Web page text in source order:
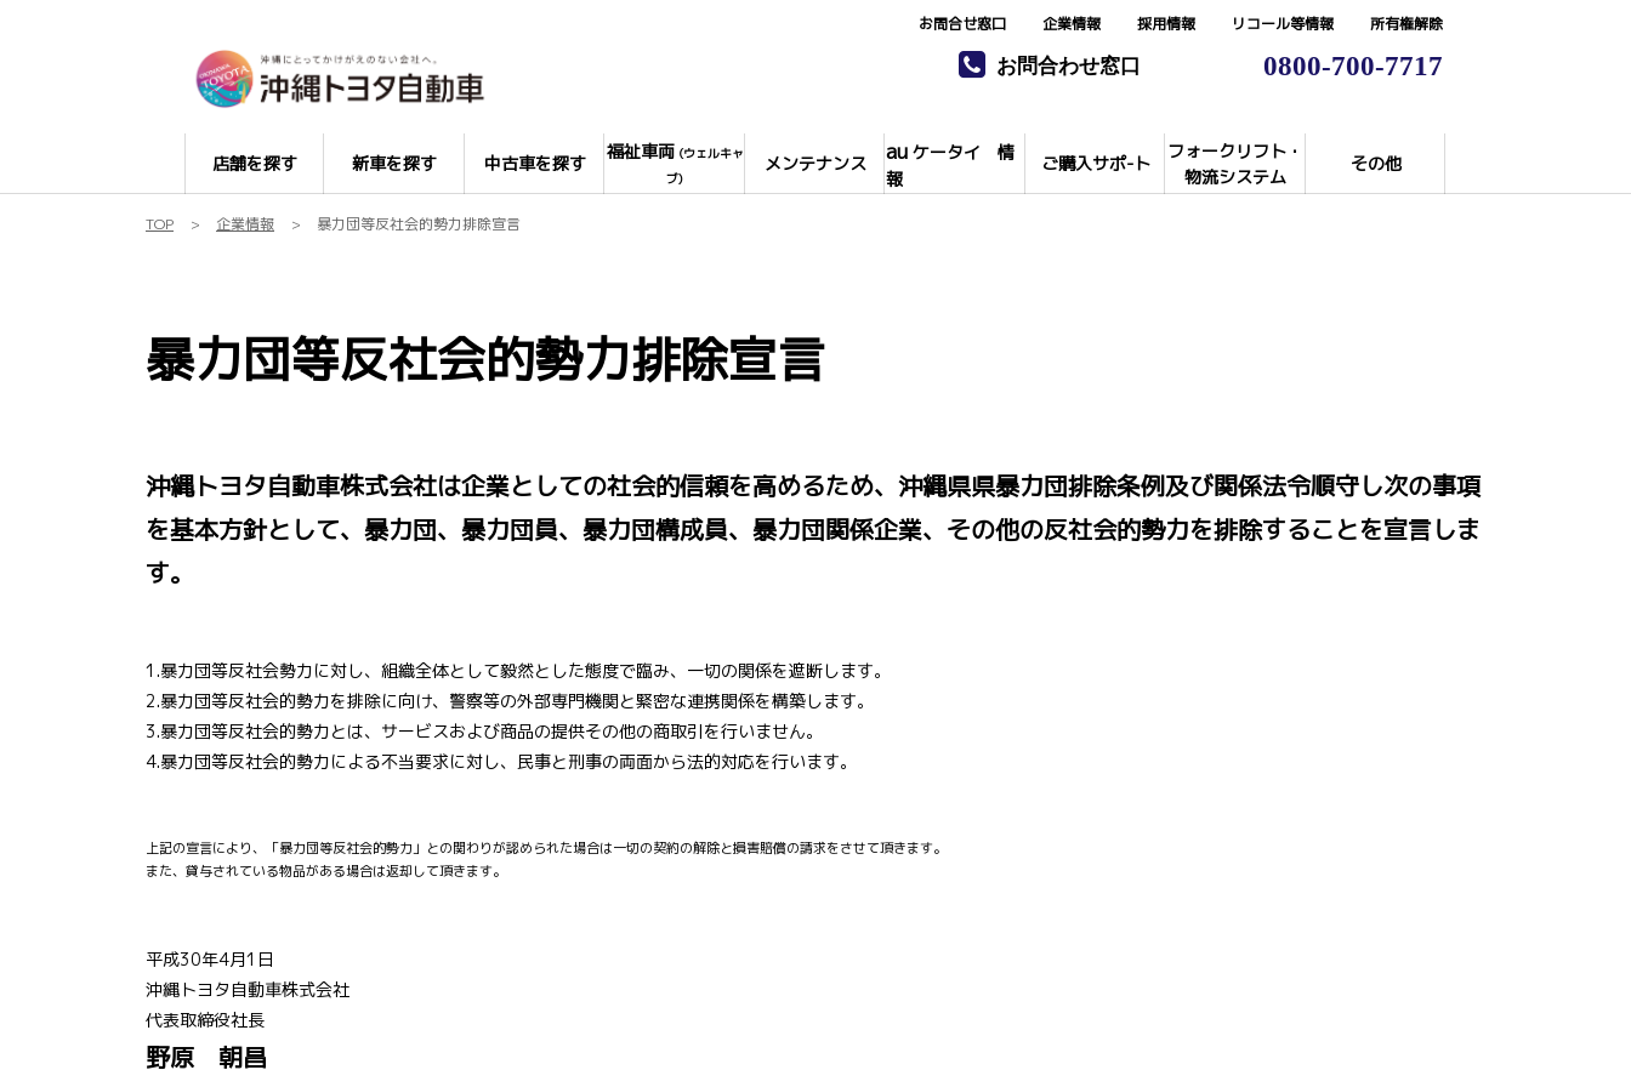
お問合わせ窓口 0800-700-7717
店舗を探す 新車を探す 中古車を探す
福祉車両(ウェルキャ
ブ)
メンテナンス auケータイ 情
報
ご購入サポ-ト
フォークリフト・
物流システム
その他
お問合せ窓口 企業情報 採用情報 リコール等情報 所有権解除
TOP 企業情報 暴力団等反社会的勢力排除宣言
暴力団等反社会的勢力排除宣言
沖縄トヨタ自動車株式会社は企業としての社会的信頼を高めるため、沖縄県県暴力団排除条例及び関係法令順守し次の事項
を基本方針として、暴力団、暴力団員、暴力団構成員、暴力団関係企業、その他の反社会的勢力を排除することを宣言しま
す。
1.暴力団等反社会勢力に対し、組織全体として毅然とした態度で臨み、一切の関係を遮断します。
2.暴力団等反社会的勢力を排除に向け、警察等の外部専門機関と緊密な連携関係を構築します。
3.暴力団等反社会的勢力とは、サービスおよび商品の提供その他の商取引を行いません。
4.暴力団等反社会的勢力による不当要求に対し、民事と刑事の両面から法的対応を行います。
上記の宣言により、「暴力団等反社会的勢力」との関わりが認められた場合は一切の契約の解除と損害賠償の請求をさせて頂きます。
また、貸与されている物品がある場合は返却して頂きます。
平成30年4月1日
沖縄トヨタ自動車株式会社
代表取締役社長
野原 朝昌